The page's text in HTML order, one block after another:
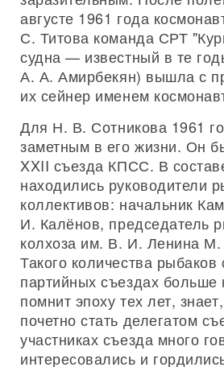
августе 1961 года
С. Титова команда СРТ
судна — известный в те
А. А. Амирбекян) вышла с
их сейнер именем
Для Н. В. Сотникова 1961
заметным в его жизни. Он
XXII съезда КПСС. В
находились руководители
коллективов: начальник
И. Калёнов, председатель
колхоза им. В. И. Ленина
Такого количества рыбаков
партийных съездах
помнит эпоху тех лет,
почетно стать делегатом
участниках съезда много
интересовались и